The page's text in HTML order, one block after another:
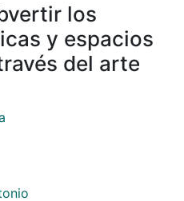
los
y espacios
del arte